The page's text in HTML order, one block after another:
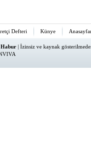
Defteri Künye
Habur | İzinsiz ve kaynak